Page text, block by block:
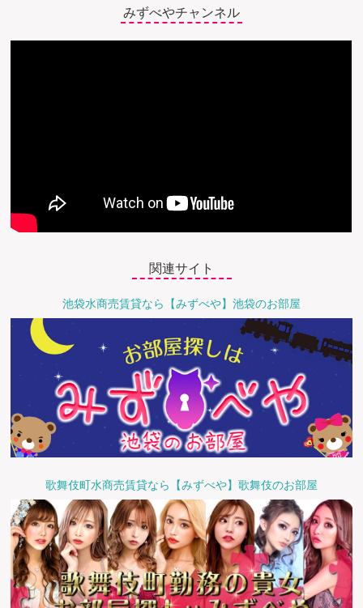
みずべやチャンネル
関連サイト
池袋水商売賃貸なら【みずべや】池袋のお部屋
歌舞伎町水商売賃貸なら【みずべや】歌舞伎のお部屋